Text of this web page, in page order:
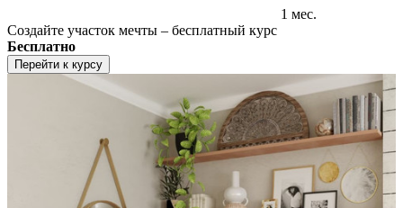
1 мес.
Создайте участок мечты – бесплатный курс
Бесплатно
Перейти к курсу